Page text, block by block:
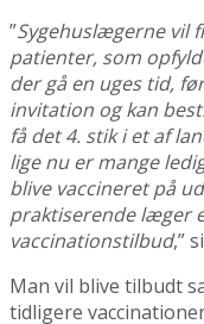
”Sygehuslægerne vil
patienter, som
der gå en uges tid,
invitation og kan
få det 4. stik i et af
lige nu er mange
blive vaccineret på
praktiserende læger
vaccinationstilbud,”
Man vil blive tilbudt
tidligere